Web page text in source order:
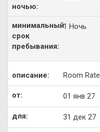
1 Ночь
Room Rate
01 янв 27
31 дек 27